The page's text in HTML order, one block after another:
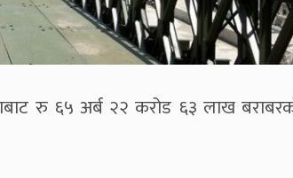
रु ६५ अर्ब २२ करोड ६३ लाख